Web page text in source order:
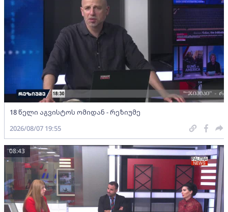
18 წელი აგვისტოს ომიდან - რეზიუმე
2026/08/07 19:55
08:43